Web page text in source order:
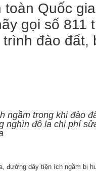
Quốc
gọi số 811
đào đất,
ngầm trong khi đào
nghìn đô la chi phí
đường dây tiện ích ngầm bị